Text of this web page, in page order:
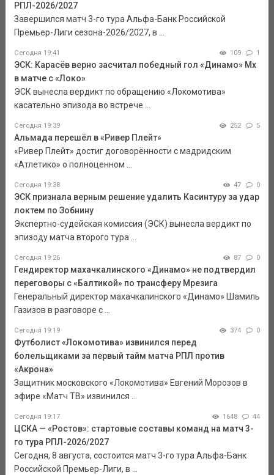
РПЛ-2026/2027
Завершился матч 3-го тура Альфа-Банк Российской
Премьер-Лиги сезона-2026/2027, в ...
Сегодня 19:41 109 1
ЭСК: Карасёв верно засчитал победный гол «Динамо» Мх
в матче с «Локо»
ЭСК вынесла вердикт по обращению «Локомотива»
касательно эпизода во встрече ...
Сегодня 19:39 252 5
Альмада перешёл в «Ривер Плейт»
«Ривер Плейт» достиг договорённости с мадридским
«Атлетико» о полноценном ...
Сегодня 19:38 47 0
ЭСК признала верным решение удалить Касинтуру за удар
локтем по Зобнину
Экспертно-судейская комиссия (ЭСК) вынесла вердикт по
эпизоду матча второго тура ...
Сегодня 19:26 87 0
Гендиректор махачкалинского «Динамо» не подтвердил
переговоры с «Балтикой» по трансферу Мрезига
Генеральный директор махачкалинского «Динамо» Шамиль
Газизов в разговоре с ...
Сегодня 19:19 374 0
Футболист «Локомотива» извинился перед
болельщиками за первый тайм матча РПЛ против
«Акрона»
Защитник московского «Локомотива» Евгений Морозов в
эфире «Матч ТВ» извинился ...
Сегодня 19:17 1648 44
ЦСКА — «Ростов»: стартовые составы команд на матч 3-
го тура РПЛ-2026/2027
Сегодня, 8 августа, состоится матч 3-го тура Альфа-Банк
Российской Премьер-Лиги, в ...